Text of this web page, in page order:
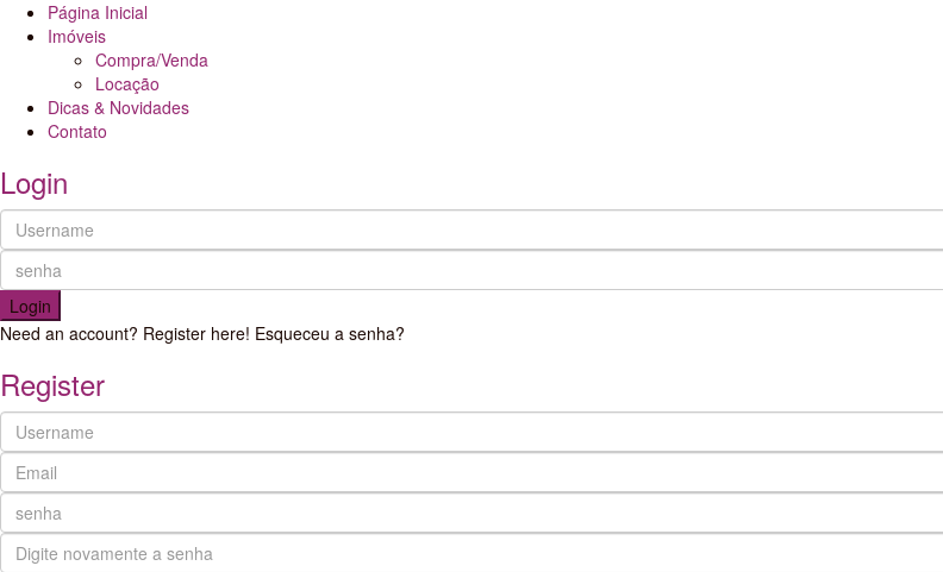
Página Inicial
Imóveis
Compra/Venda
Locação
Dicas & Novidades
Contato
Login
Login
Need an account? Register here! Esqueceu a senha?
Register